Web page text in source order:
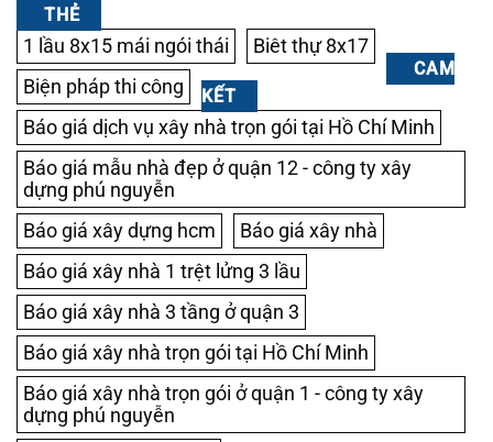
THẺ
1 lầu 8x15 mái ngói thái
Biêt thự 8x17
Biện pháp thi công
Báo giá dịch vụ xây nhà trọn gói tại Hồ Chí Minh
Báo giá mẫu nhà đẹp ở quận 12 - công ty xây
dựng phú nguyễn
Báo giá xây dựng hcm
Báo giá xây nhà
Báo giá xây nhà 1 trệt lửng 3 lầu
Báo giá xây nhà 3 tầng ở quận 3
Báo giá xây nhà trọn gói tại Hồ Chí Minh
Báo giá xây nhà trọn gói ở quận 1 - công ty xây
dựng phú nguyễn
CAM
KẾT